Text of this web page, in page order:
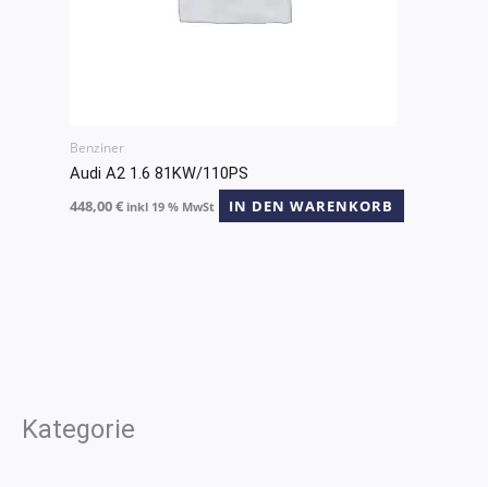
Kategorie
Benziner
Audi A2 1.6 81KW/110PS
448,00€ inkl 19 % MwSt IN DEN WARENKORB